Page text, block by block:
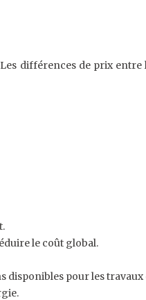
différences de prix
le coût global.
disponibles pour les